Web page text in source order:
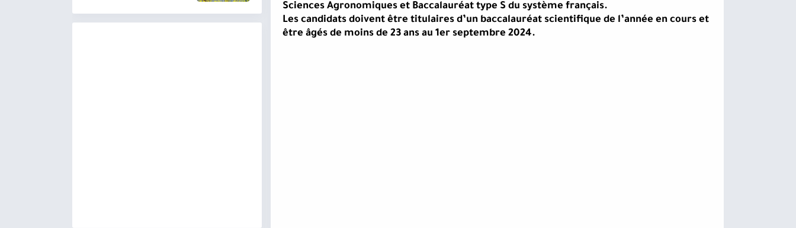
Sciences Agronomiques et Baccalauréat type S du système français.
Les candidats doivent être titulaires d’un baccalauréat scientifique de l’année en cours et
être âgés de moins de 23 ans au 1er septembre 2024.